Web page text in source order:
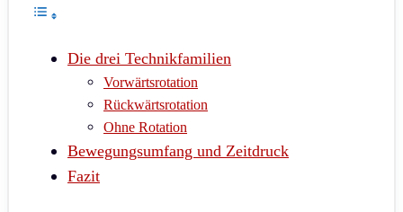
Die drei Technikfamilien
Vorwärtsrotation
Rückwärtsrotation
Ohne Rotation
Bewegungsumfang und Zeitdruck
Fazit